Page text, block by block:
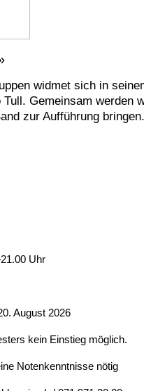
widmet sich in
Gemeinsam werden
zur Aufführung bringen.
Uhr
August 2026
kein Einstieg möglich.
Notenkenntnisse nötig